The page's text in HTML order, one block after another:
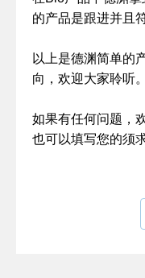
的产品是跟进并且
以上是德渊简单的
向，欢迎大家聆听。
如果有任何问题，
也可以填写您的须